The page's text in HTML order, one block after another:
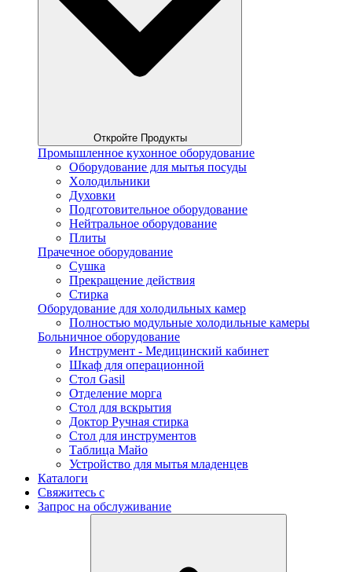
Откройте Продукты
Промышленное кухонное оборудование
Оборудование для мытья посуды
Xолодильники
Духовки
Подготовительное оборудование
Нейтральное оборудование
Плиты
Прачечное оборудование
Сушка
Прекращение действия
Стирка
Оборудование для холодильных камер
Полностью модульные холодильные камеры
Больничное оборудование
Инструмент - Медицинский кабинет
Шкаф для операционной
Стол Gasil
Отделение морга
Стол для вскрытия
Доктор Ручная стирка
Стол для инструментов
Таблица Майо
Устройство для мытья младенцев
Каталоги
Свяжитесь с
Запрос на обслуживание